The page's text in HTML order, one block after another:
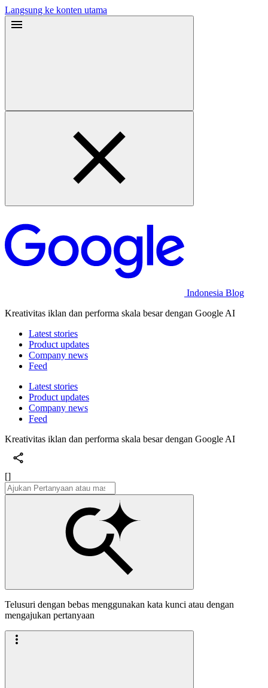
Langsung ke konten utama
Indonesia Blog
Kreativitas iklan dan performa skala besar dengan Google AI
Latest stories
Product updates
Company news
Feed
Latest stories
Product updates
Company news
Feed
Kreativitas iklan dan performa skala besar dengan Google AI
[]
Telusuri dengan bebas menggunakan kata kunci atau dengan
mengajukan pertanyaan